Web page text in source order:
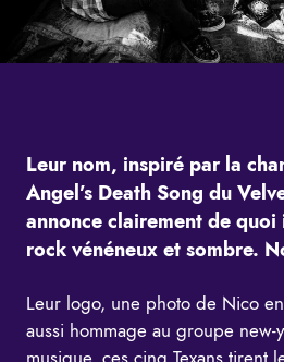
Leur nom, inspiré par la
Angel’s Death Song du
annonce clairement de
rock vénéneux et sombre.
Leur logo, une photo de Nico
aussi hommage au groupe new-